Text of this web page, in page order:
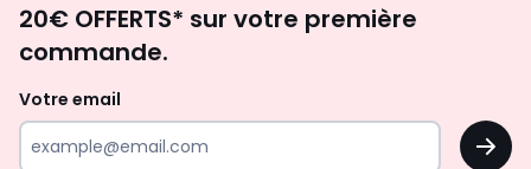
d'inspirations
surprises?
20€ OFFERTS* sur votre première
commande.
Votre email
OK